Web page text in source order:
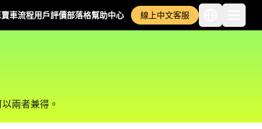
賣車流程用戶評價部落格幫助中心 線上中文客服
兩者兼得。